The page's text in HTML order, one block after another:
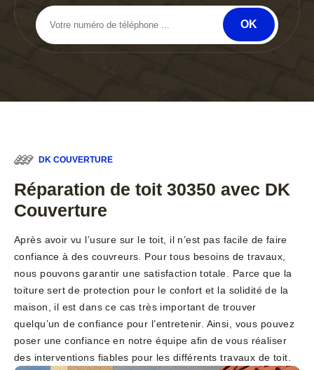
DK COUVERTURE
Réparation de toit 30350 avec DK
Couverture
Après avoir vu l’usure sur le toit, il n’est pas facile de faire
confiance à des couvreurs. Pour tous besoins de travaux,
nous pouvons garantir une satisfaction totale. Parce que la
toiture sert de protection pour le confort et la solidité de la
maison, il est dans ce cas très important de trouver
quelqu’un de confiance pour l’entretenir. Ainsi, vous pouvez
poser une confiance en notre équipe afin de vous réaliser
des interventions fiables pour les différents travaux de toit.